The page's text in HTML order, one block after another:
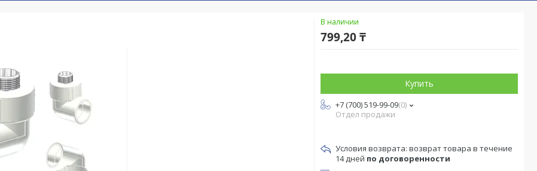
В наличии
799,20 ₸
Купить
+7 (700) 519-99-09 0
Отдел продажи
возврат товара в течение
14 дней по договоренности